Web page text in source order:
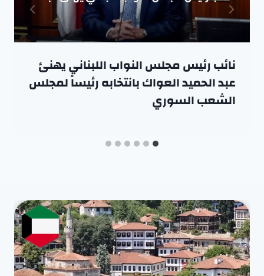
نائب رئيس مجلس النواب اللبناني يهنئ
عبد الحميد العواك بانتخابه رئيساً لمجلس
الشعب السوري